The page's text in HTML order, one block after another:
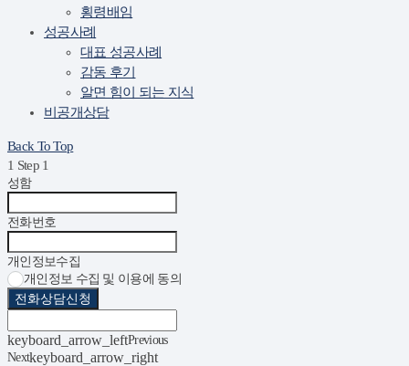
횡령배임
성공사례
대표 성공사례
감동 후기
알면 힘이 되는 지식
비공개상담
Back To Top
1 Step 1
성함
전화번호
개인정보수집
개인정보 수집 및 이용에 동의
전화상담신청
keyboard_arrow_leftPrevious
Nextkeyboard_arrow_right